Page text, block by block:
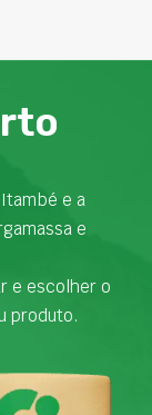
e a
e
e escolher o
produto.